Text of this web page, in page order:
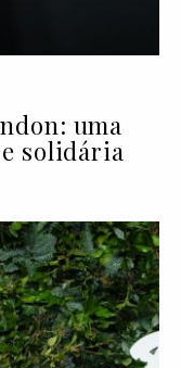
uma
solidária